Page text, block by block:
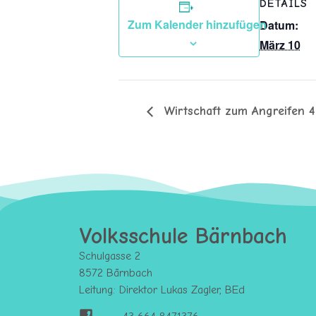
Zum Kalender hinzufügen
DETAILS
Datum:
März 10
Wirtschaft zum Angreifen
Volksschule Bärnbach
Schulgasse 2
8572 Bärnbach
Leitung: Direktor Lukas Zagler, BEd